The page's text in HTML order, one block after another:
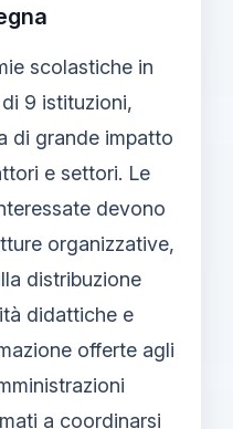
scolastiche in
9 istituzioni,
di grande impatto
e settori. Le
devono
organizzative,
distribuzione
didattiche e
offerte agli
a coordinarsi